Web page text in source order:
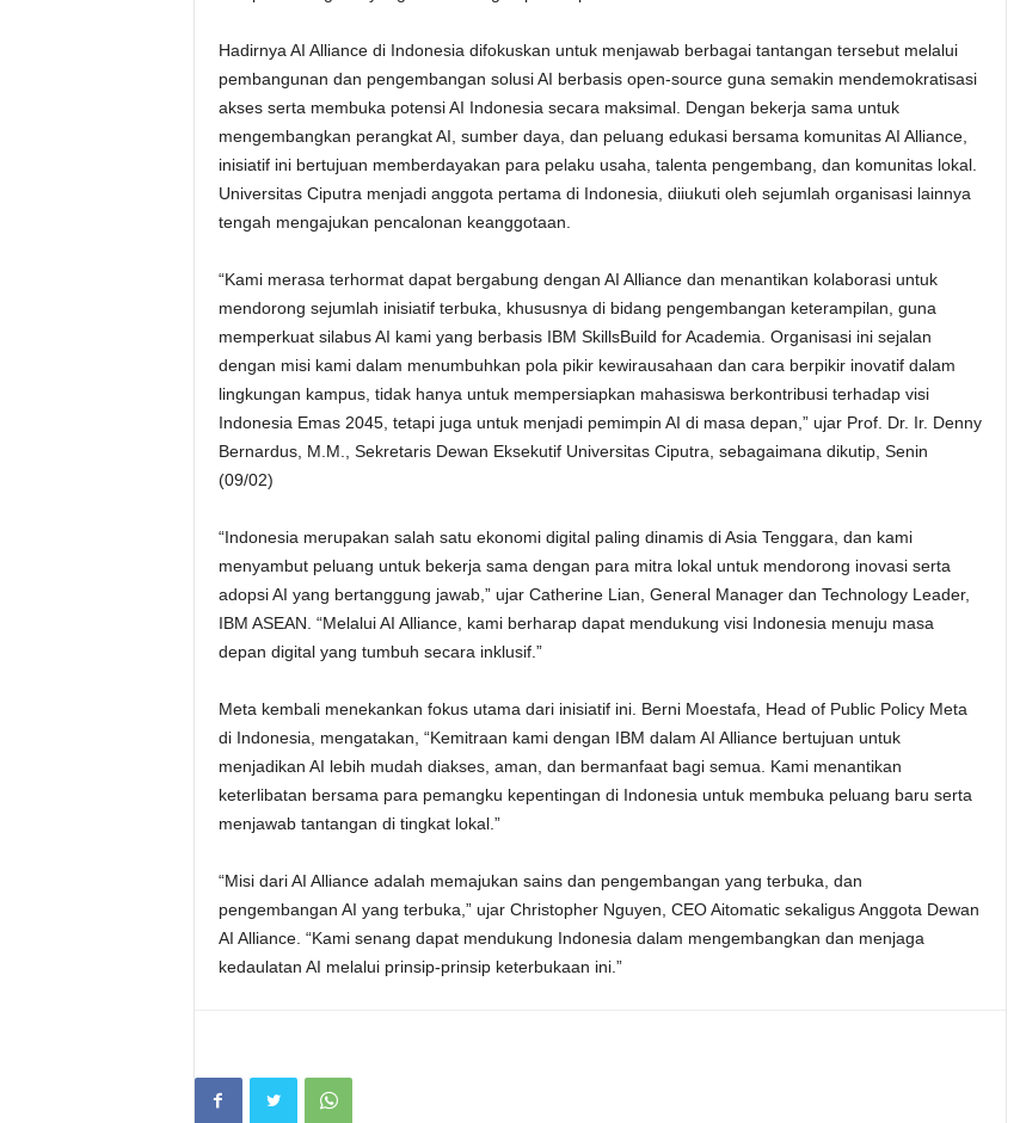
Hadirnya AI Alliance di Indonesia difokuskan untuk menjawab berbagai tantangan tersebut melalui
pembangunan dan pengembangan solusi AI berbasis open-source guna semakin mendemokratisasi
akses serta membuka potensi AI Indonesia secara maksimal. Dengan bekerja sama untuk
mengembangkan perangkat AI, sumber daya, dan peluang edukasi bersama komunitas AI Alliance,
inisiatif ini bertujuan memberdayakan para pelaku usaha, talenta pengembang, dan komunitas lokal.
Universitas Ciputra menjadi anggota pertama di Indonesia, diiukuti oleh sejumlah organisasi lainnya
tengah mengajukan pencalonan keanggotaan.
“Kami merasa terhormat dapat bergabung dengan AI Alliance dan menantikan kolaborasi untuk
mendorong sejumlah inisiatif terbuka, khususnya di bidang pengembangan keterampilan, guna
memperkuat silabus AI kami yang berbasis IBM SkillsBuild for Academia. Organisasi ini sejalan
dengan misi kami dalam menumbuhkan pola pikir kewirausahaan dan cara berpikir inovatif dalam
lingkungan kampus, tidak hanya untuk mempersiapkan mahasiswa berkontribusi terhadap visi
Indonesia Emas 2045, tetapi juga untuk menjadi pemimpin AI di masa depan,” ujar Prof. Dr. Ir. Denny
Bernardus, M.M., Sekretaris Dewan Eksekutif Universitas Ciputra, sebagaimana dikutip, Senin
(09/02)
“Indonesia merupakan salah satu ekonomi digital paling dinamis di Asia Tenggara, dan kami
menyambut peluang untuk bekerja sama dengan para mitra lokal untuk mendorong inovasi serta
adopsi AI yang bertanggung jawab,” ujar Catherine Lian, General Manager dan Technology Leader,
IBM ASEAN. “Melalui AI Alliance, kami berharap dapat mendukung visi Indonesia menuju masa
depan digital yang tumbuh secara inklusif.”
Meta kembali menekankan fokus utama dari inisiatif ini. Berni Moestafa, Head of Public Policy Meta
di Indonesia, mengatakan, “Kemitraan kami dengan IBM dalam AI Alliance bertujuan untuk
menjadikan AI lebih mudah diakses, aman, dan bermanfaat bagi semua. Kami menantikan
keterlibatan bersama para pemangku kepentingan di Indonesia untuk membuka peluang baru serta
menjawab tantangan di tingkat lokal.”
“Misi dari AI Alliance adalah memajukan sains dan pengembangan yang terbuka, dan
pengembangan AI yang terbuka,” ujar Christopher Nguyen, CEO Aitomatic sekaligus Anggota Dewan
AI Alliance. “Kami senang dapat mendukung Indonesia dalam mengembangkan dan menjaga
kedaulatan AI melalui prinsip-prinsip keterbukaan ini.”